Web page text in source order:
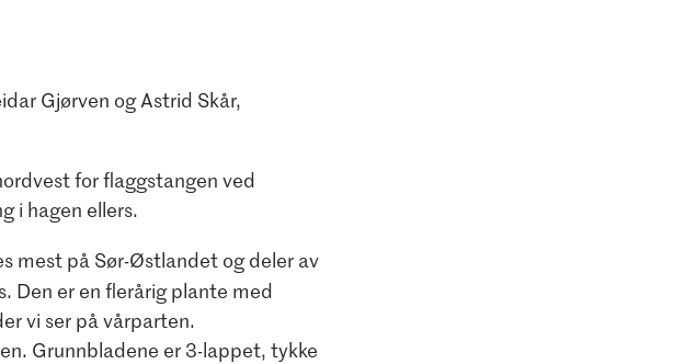
Gjørven og Astrid Skår,
for flaggstangen ved
i hagen ellers.
mest på Sør-Østlandet og deler av
Den er en flerårig plante med
vi ser på vårparten.
Grunnbladene er 3-lappet, tykke